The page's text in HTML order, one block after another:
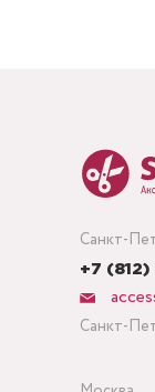
Санкт-
+7 (812)
Санкт-